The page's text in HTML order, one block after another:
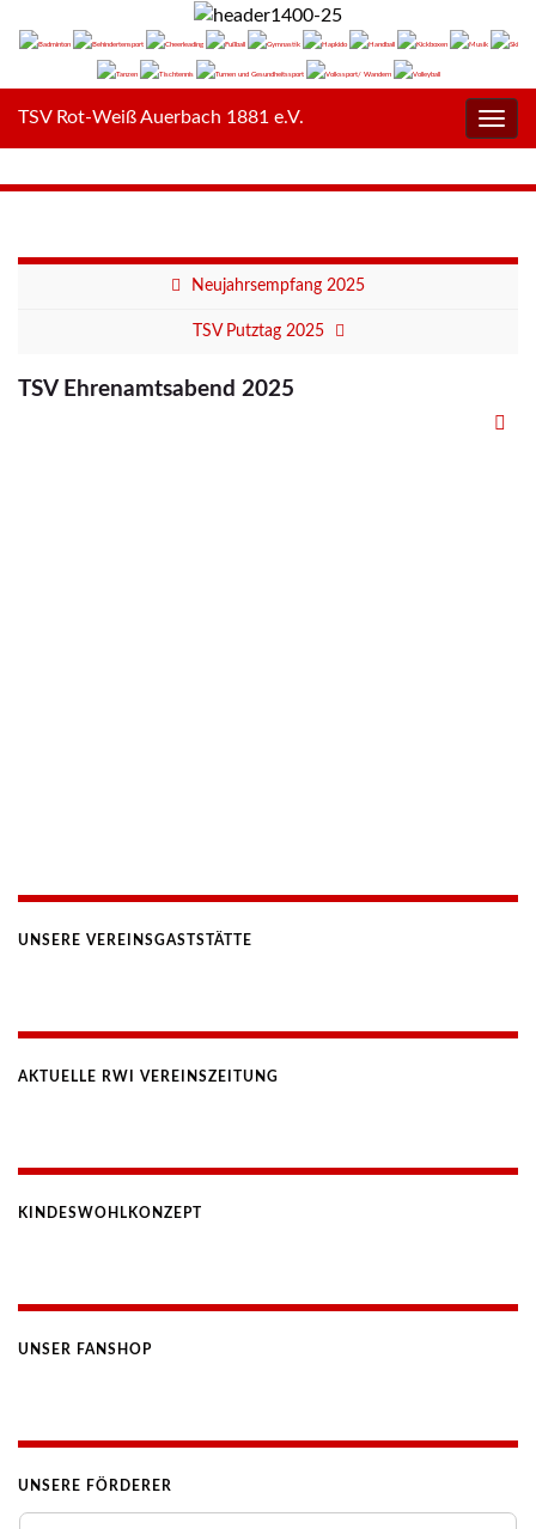
TSV Rot-Weiß Auerbach 1881 e.V.
Neujahrsempfang 2025
TSV Putztag 2025
TSV Ehrenamtsabend 2025
UNSERE VEREINSGASTSTÄTTE
AKTUELLE RWI VEREINSZEITUNG
KINDESWOHLKONZEPT
UNSER FANSHOP
UNSERE FÖRDERER